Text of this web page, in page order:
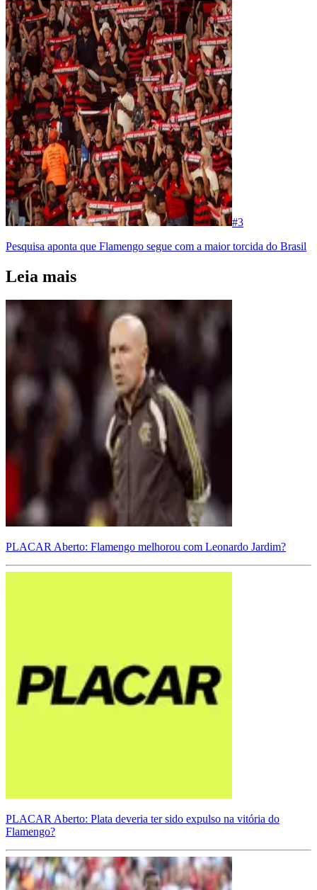
#3
Pesquisa aponta que Flamengo segue com a maior torcida do Brasil
Leia mais
PLACAR Aberto: Flamengo melhorou com Leonardo Jardim?
PLACAR Aberto: Plata deveria ter sido expulso na vitória do
Flamengo?